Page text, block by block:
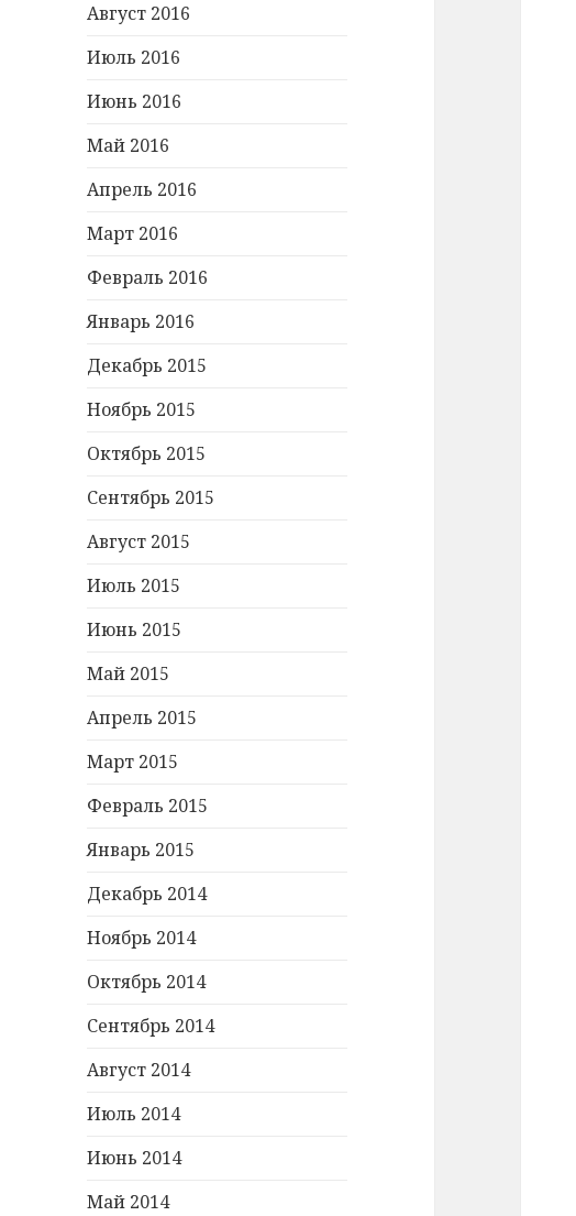
Август 2016
Июль 2016
Июнь 2016
Май 2016
Апрель 2016
Март 2016
Февраль 2016
Январь 2016
Декабрь 2015
Ноябрь 2015
Октябрь 2015
Сентябрь 2015
Август 2015
Июль 2015
Июнь 2015
Май 2015
Апрель 2015
Март 2015
Февраль 2015
Январь 2015
Декабрь 2014
Ноябрь 2014
Октябрь 2014
Сентябрь 2014
Август 2014
Июль 2014
Июнь 2014
Май 2014